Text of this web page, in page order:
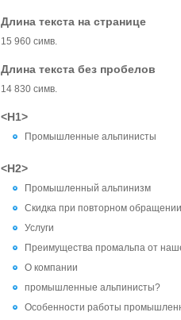
Длина текста на странице
15 960 симв.
Длина текста без пробелов
14 830 симв.
<H1>
Промышленные альпинисты
<H2>
Промышленный альпинизм
Скидка при повторном
Услуги
Преимущества промальпа от
О компании
промышленные альпинисты?
Особенности работы